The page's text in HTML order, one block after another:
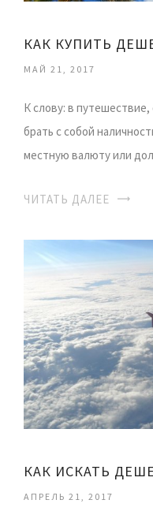
КАК КУПИТЬ
МАЙ 21, 2017
К слову: в
брать с собой
местную валюту или
ЧИТАТЬ ДАЛЕЕ
КАК ИСКАТЬ
АПРЕЛЬ 21, 2017